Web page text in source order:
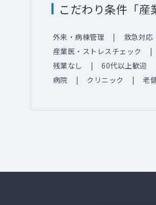
こだわり条件「
外来・病棟管理 救急対応
産業医・ストレスチェック
残業なし
60代以上歓迎
病院
クリニック 老